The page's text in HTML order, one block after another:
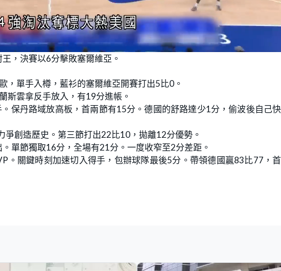
，決賽以6分擊敗塞爾維亞。
，單手入樽，藍衫的塞爾維亞開賽打出5比0。
斯雲拿反手放入，有19分進帳。
保丹路域放高板，首兩節有15分。德國的舒路達少1分，偷波後自己
創造歷史。第三節打出22比10，拋離12分優勢。
單節獨取16分，全場有21分。一度收窄至2分差距。
。關鍵時刻加速切入得手，包辦球隊最後5分。帶領德國贏83比77，